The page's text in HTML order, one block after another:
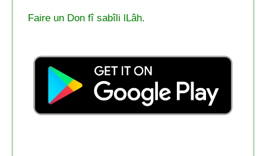
Faire un Don fî sabîli lLâh.